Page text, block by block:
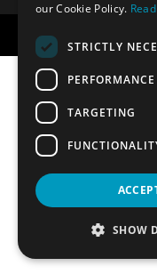
есть
our Cookie Policy.
STRICTLY
PERFORMANCE
TARGETING
SHOW